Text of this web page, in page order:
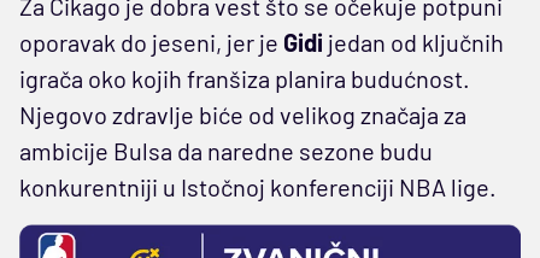
Za Čikago je dobra vest što se očekuje potpuni
oporavak do jeseni, jer je Gidi jedan od ključnih
igrača oko kojih franšiza planira budućnost.
Njegovo zdravlje biće od velikog značaja za
ambicije Bulsa da naredne sezone budu
konkurentniji u Istočnoj konferenciji NBA lige.